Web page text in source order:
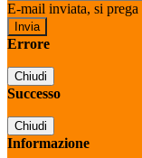
E-mail inviata, si
Errore
Chiudi
Successo
Chiudi
Informazione